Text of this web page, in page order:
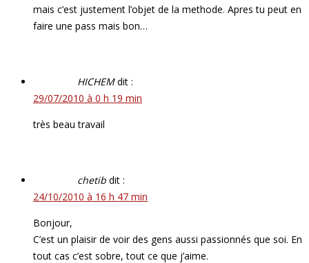
mais c’est justement l’objet de la methode. Apres tu peut en
faire une pass mais bon…
HICHEM dit :
29/07/2010 à 0 h 19 min
très beau travail
chetib dit :
24/10/2010 à 16 h 47 min
Bonjour,
C’est un plaisir de voir des gens aussi passionnés que soi. En
tout cas c’est sobre, tout ce que j’aime.